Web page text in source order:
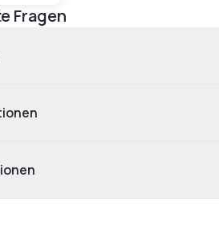
Fragen